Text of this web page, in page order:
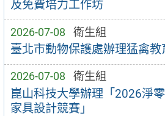
及免費培力工作坊
2026-07-08 衛生組
臺北市動物保護處辦理猛禽教
2026-07-08 衛生組
崑山科技大學辦理「2026淨
家具設計競賽」